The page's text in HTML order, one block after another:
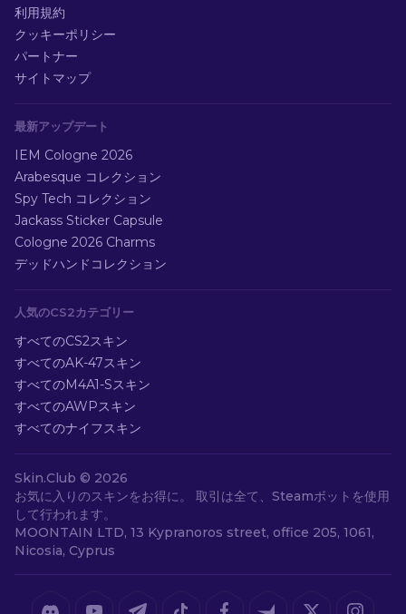
利用規約
クッキーポリシー
パートナー
サイトマップ
最新アップデート
IEM Cologne 2026
Arabesque コレクション
Spy Tech コレクション
Jackass Sticker Capsule
Cologne 2026 Charms
デッドハンドコレクション
人気のCS2カテゴリー
すべてのCS2スキン
すべてのAK-47スキン
すべてのM4A1-Sスキン
すべてのAWPスキン
すべてのナイフスキン
Skin.Club © 2026
お気に入りのスキンをお得に。 取引は全て、Steamボットを使用
して行われます。
MOONTAIN LTD, 13 Kypranoros street, office 205, 1061,
Nicosia, Cyprus